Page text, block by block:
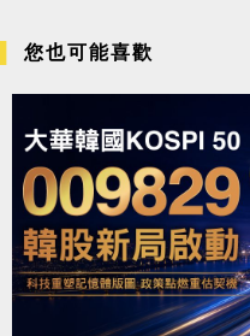
您也可能喜歡